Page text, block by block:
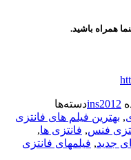
همراه باشید.
ins2012دسته‌ها
, بهترین فیلم های فانتزی
فنس, فانتزی ها,
جدید, فیلمهای فانتزی